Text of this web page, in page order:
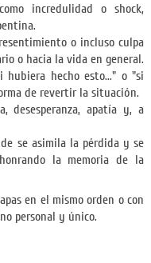
incredulidad o shock,
o incluso culpa
o hacia la vida en general.
hubiera hecho esto..." o "si
de revertir la situación.
desesperanza, apatía y, a
se asimila la pérdida y se
la memoria de la
en el mismo orden o con
personal y único.